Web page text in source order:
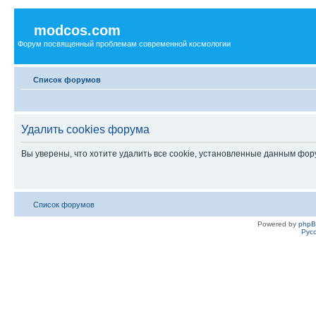
modcos.com
Форум посвященный проблемам современной космологии
Список форумов
Удалить cookies форума
Вы уверены, что хотите удалить все cookie, установленные данным
Список форумов
Powered by